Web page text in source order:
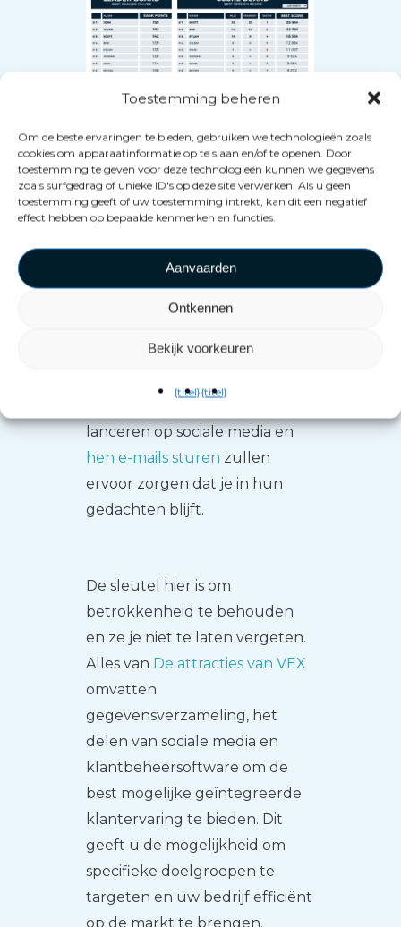
Toestemming beheren
Om de beste ervaringen te bieden, gebruiken we technologieën zoals
cookies om apparaatinformatie op te slaan en/of te openen. Door
toestemming te geven voor deze technologieën kunnen we gegevens
zoals surfgedrag of unieke ID's op deze site verwerken. Als u geen
toestemming geeft of uw toestemming intrekt, kan dit een negatief
effect hebben op bepaalde kenmerken en functies.
Aanvaarden
Ontkennen
Bekijk voorkeuren
{titel}{titel}
Houd uw klanten
betrokken
Een efficiënte manier om uw
klanten terug te laten komen,
is door ze op de hoogte te
toernooien en uw bedrijf in het
lanceren op sociale media en
hen e-mails sturen zullen
ervoor zorgen dat je in hun
gedachten blijft.
De sleutel hier is om
betrokkenheid te behouden
en ze je niet te laten vergeten.
Alles van De attracties van VEX
omvatten
gegevensverzameling, het
delen van sociale media en
klantbeheersoftware om de
best mogelijke geïntegreerde
klantervaring te bieden. Dit
geeft u de mogelijkheid om
specifieke doelgroepen te
targeten en uw bedrijf efficiënt
op de markt te brengen.